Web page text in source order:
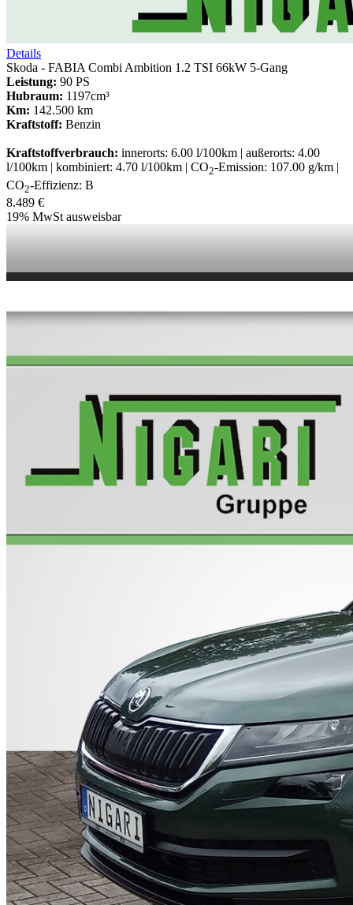
Details
Skoda - FABIA Combi Ambition 1.2 TSI 66kW 5-Gang
Leistung: 90 PS
Hubraum: 1197cm³
Km: 142.500 km
Kraftstoff: Benzin
Kraftstoffverbrauch: innerorts: 6.00 l/100km | außerorts: 4.00
l/100km | kombiniert: 4.70 l/100km | CO2-Emission: 107.00 g/km |
CO2-Effizienz: B
8.489 €
19% MwSt ausweisbar